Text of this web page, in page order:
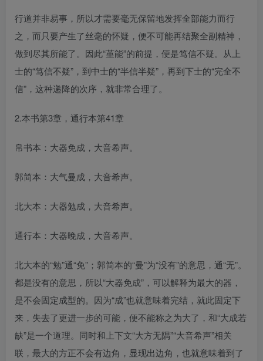
行道并非易事，所以才需要毫无保留地发挥全部能力而行
之，而只要产生了丝毫的怀疑，便不可能再结聚全副精神，
做到尽其所能了。因此“堇能”的前提，便是笃信不疑。从上
士的“笃信不疑”，到中士的“半信半疑”，再到下士的“完全不
信”，这种递降的次序，就非常合理了。
2.本书第3章，通行本第41章
帛书本：大器免成，大音希声。
郭简本：大气曼成，大音希声。
北大本：大器勉成，大音希声。
通行本：大器晚成，大音希声。
北大本的“勉”通“免”；郭简本的“曼”为“没有”的意思，通“无”。
都是没有的意思，所以“大器免成”，可以解释为最大的器，
是不会固定成型的。因为“成”也就意味着完结，就此固定下
来，失去了更进一步的可能，便不能称之为大了，和“大成若
缺”是一个道理。同时和上下文“大方无隅”“大音希声”相关
联，最大的方正不会有边角，显现出边角，也就意味着到了